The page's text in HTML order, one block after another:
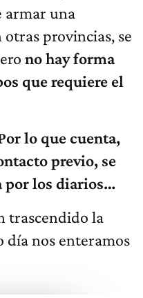
armar una
provincias, se
no hay forma
que requiere el
lo que cuenta,
previo, se
por los diarios…
trascendido la
día nos enteramos